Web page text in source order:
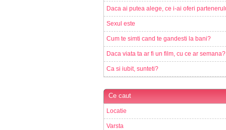
Daca ai putea alege, ce i-ai oferi
Sexul este
Cum te simti cand te gandesti la bani?
Daca viata ta ar fi un film, cu ce ar semana?
Ca si iubit, sunteti?
Ce caut
Locatie
Varsta